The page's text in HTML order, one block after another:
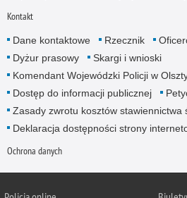
Kontakt
Dane kontaktowe Rzecznik
Dyżur prasowy
Skargi i wnioski
Komendant Wojewódzki Policji w
Dostęp do informacji publicznej
Zasady zwrotu kosztów stawiennictwa
Deklaracja dostępności strony
Ochrona danych